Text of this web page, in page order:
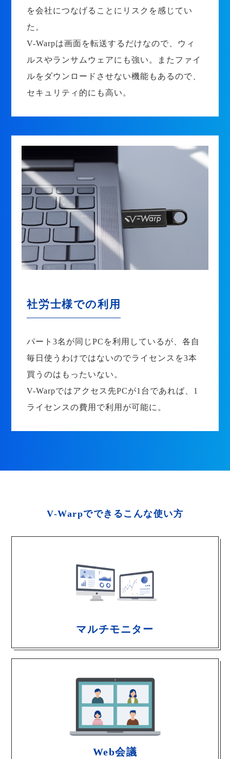
を会社につなげることにリスクを感じてい
た。
V-Warpは画面を転送するだけなので、ウィ
ルスやランサムウェアにも強い。またファイ
ルをダウンロードさせない機能もあるので、
セキュリティ的にも高い。
社労士様での利用
パート3名が同じPCを利用しているが、各自
毎日使うわけではないのでライセンスを3本
買うのはもったいない。
V-Warpではアクセス先PCが1台であれば、1
ライセンスの費用で利用が可能に。
V-Warpでできるこんな使い方
マルチモニター
Web会議